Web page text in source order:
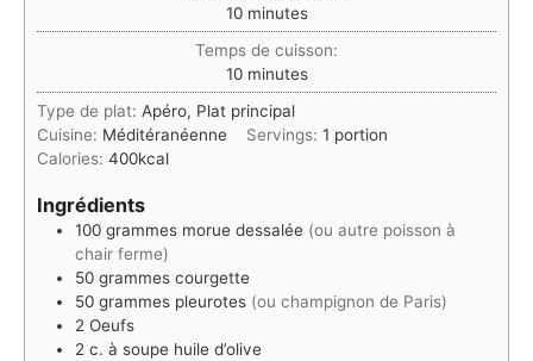
10minutes
minutes
Temps de cuisson:
10minutes
minutes
Type de plat: Apéro, Plat principal
Cuisine: Méditéranéenne Servings:1 portion
Calories: 400kcal
Ingrédients
100 grammes morue dessalée (ou autre poisson à
chair ferme)
50 grammes courgette
50 grammes pleurotes (ou champignon de Paris)
2 Oeufs
2 c. à soupe huile d’olive